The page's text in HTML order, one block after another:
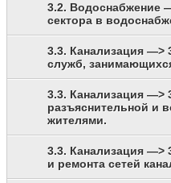
3.2. Водоснабжение
сектора в
3.3. Канализация —>
служб,
3.3. Канализация —>
разъяснительной и
жителями.
3.3. Канализация —>
и ремонта сетей